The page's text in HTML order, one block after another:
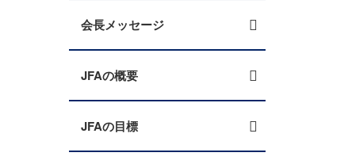
会長メッセージ
JFAの概要
JFAの目標